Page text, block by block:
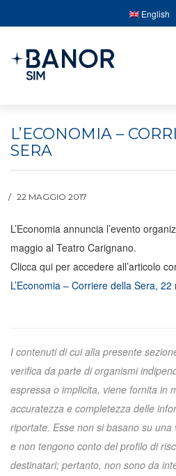
English
L’ECONOMIA –
SERA
22 MAGGIO 2017
L’Economia annuncia l’evento
maggio al Teatro Carignano.
Clicca qui per accedere all’articolo
L’Economia – Corriere della Sera,
I contenuti di cui alla presente
verifica da parte di organismi
espressa o implicita, viene fornita in
accuratezza e completezza delle
riportate. Esse non si basano su
e non tengono conto del profilo di
destinatari; pertanto, non sono da